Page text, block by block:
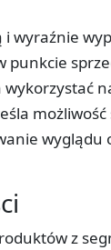
i wyraźnie
wyglądu
z